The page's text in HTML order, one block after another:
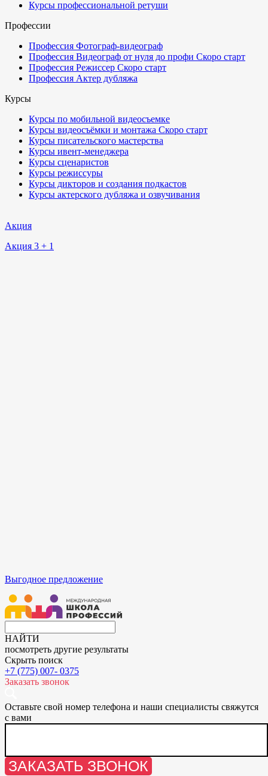
Курсы профессиональной ретуши
Профессии
Профессия Фотограф-видеограф
Профессия Видеограф от нуля до профи Скоро старт
Профессия Режиссер Скоро старт
Профессия Актер дубляжа
Курсы
Курсы по мобильной видеосъемке
Курсы видеосъёмки и монтажа Скоро старт
Курсы писательского мастерства
Курсы ивент-менеджера
Курсы сценаристов
Курсы режиссуры
Курсы дикторов и создания подкастов
Курсы актерского дубляжа и озвучивания
Акция
Акция 3 + 1
Выгодное предложение
НАЙТИ
посмотреть другие результаты
Скрыть поиск
+7 (775) 007- 0375
Заказать звонок
Оставьте свой номер телефона и наши специалисты свяжутся
с вами
ЗАКАЗАТЬ ЗВОНОК